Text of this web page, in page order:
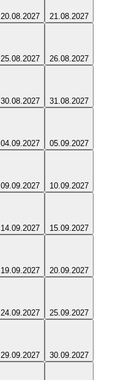
20.08.2027 21.08.2027
25.08.2027 26.08.2027
30.08.2027 31.08.2027
04.09.2027 05.09.2027
09.09.2027 10.09.2027
14.09.2027 15.09.2027
19.09.2027 20.09.2027
24.09.2027 25.09.2027
29.09.2027 30.09.2027